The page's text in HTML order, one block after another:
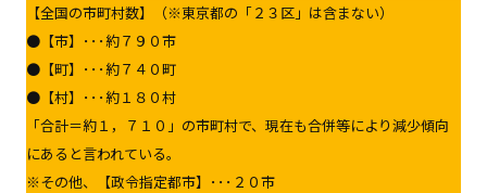
【全国の市町村数】（※東京都の「２３区」は含まない）
●【市】･･･約７９０市
●【町】･･･約７４０町
●【村】･･･約１８０村
「合計＝約１，７１０」の市町村で、現在も合併等により減少傾向
にあると言われている。
※その他、【政令指定都市】･･･２０市